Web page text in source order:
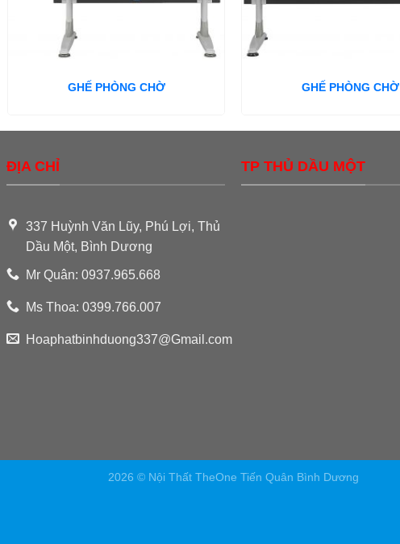
GHẾ PHÒNG CHỜ GHẾ PHÒNG CHỜ
ĐỊA CHỈ
337 Huỳnh Văn Lũy, Phú Lợi, Thủ
Dầu Một, Bình Dương
Mr Quân: 0937.965.668
Ms Thoa: 0399.766.007
Hoaphatbinhduong337@Gmail.com
TP THỦ DẦU MỘT
2026 © Nội Thất TheOne Tiến Quân Bình Dương